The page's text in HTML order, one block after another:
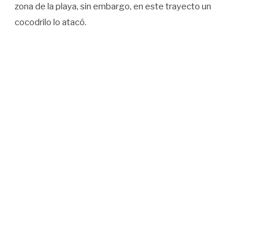
zona de la playa, sin embargo, en este trayecto un
cocodrilo lo atacó.